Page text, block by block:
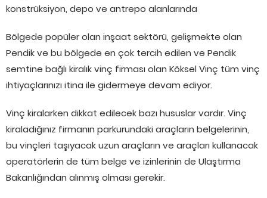
konstrüksiyon, depo ve antrepo alanlarında
Bölgede popüler olan inşaat sektörü, gelişmekte olan
Pendik ve bu bölgede en çok tercih edilen ve Pendik
semtine bağlı kiralık vinç firması olan Köksel Vinç tüm vinç
ihtiyaçlarınızı itina ile gidermeye devam ediyor.
Vinç kiralarken dikkat edilecek bazı hususlar vardır. Vinç
kiraladığınız firmanın parkurundaki araçların belgelerinin,
bu vinçleri taşıyacak uzun araçların ve araçları kullanacak
operatörlerin de tüm belge ve izinlerinin de Ulaştırma
Bakanlığından alınmış olması gerekir.